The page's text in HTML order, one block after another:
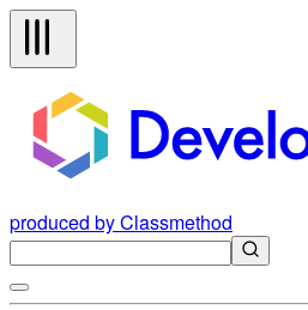
produced by Classmethod